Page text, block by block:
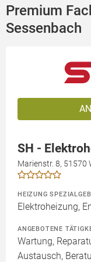
Premium
Sessenbach
SH -
Marienstr. 8, 51570
HEIZUNG
Elektroheizung,
ANGEBOTENE
Wartung,
Austausch,